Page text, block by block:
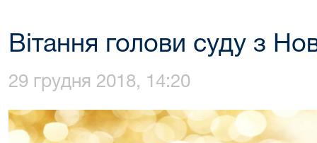
Вітання голови суду з
29 грудня 2018, 14:20